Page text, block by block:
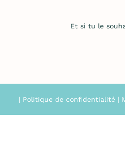
Et si tu le
| Politique de confidentialité|